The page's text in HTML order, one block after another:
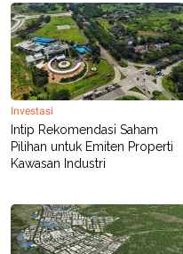
E
R
R
T
I
S
I
N
G
K
G
M
E
A
.
I
D
Investasi
Intip Rekomendasi Saham
Pilihan untuk Emiten Properti
Kawasan Industri